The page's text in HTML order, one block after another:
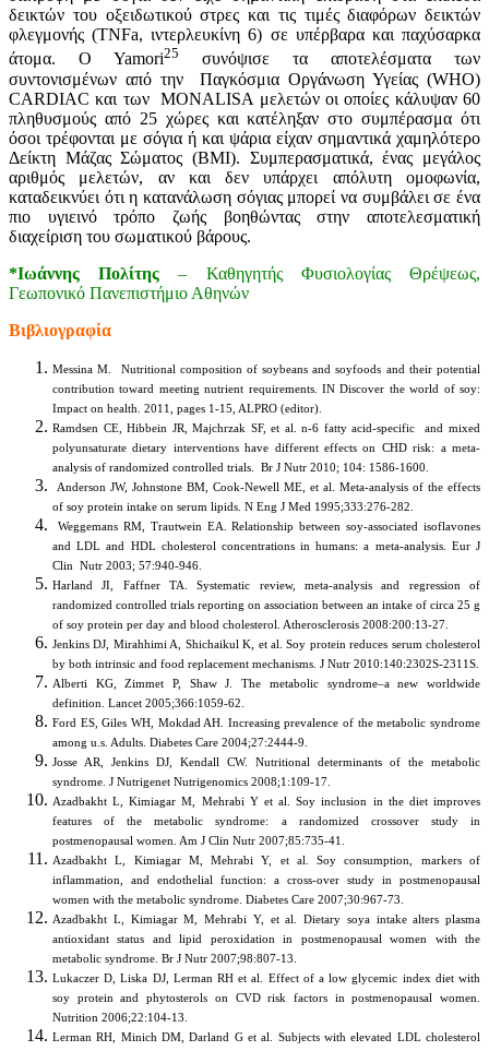
δεικτών του οξειδωτικού στρες και τις τιμές διαφόρων δεικτών
φλεγμονής (TNFa, ιντερλευκίνη 6) σε υπέρβαρα και παχύσαρκα
άτομα. O Yamori25
συνόψισε τα αποτελέσματα των
συντονισμένων από την Παγκόσμια Οργάνωση Υγείας (WHO)
CARDIAC και των MONALISA μελετών οι οποίες κάλυψαν 60
πληθυσμούς από 25 χώρες και κατέληξαν στο συμπέρασμα ότι
όσοι τρέφονται με σόγια ή και ψάρια είχαν σημαντικά χαμηλότερο
Δείκτη Μάζας Σώματος (ΒΜΙ). Συμπερασματικά, ένας μεγάλος
αριθμός μελετών, αν και δεν υπάρχει απόλυτη ομοφωνία,
καταδεικνύει ότι η κατανάλωση σόγιας μπορεί να συμβάλει σε ένα
πιο υγιεινό τρόπο ζωής βοηθώντας στην αποτελεσματική
διαχείριση του σωματικού βάρους.
*Ιωάννης Πολίτης – Καθηγητής Φυσιολογίας Θρέψεως,
Γεωπονικό Πανεπιστήμιο Αθηνών
Βιβλιογραφία
Messina M. Nutritional composition of soybeans and soyfoods and their potential
contribution toward meeting nutrient requirements. IN Discover the world of soy:
Impact on health. 2011, pages 1-15, ALPRO (editor).
Ramdsen CE, Hibbein JR, Majchrzak SF, et al. n-6 fatty acid-specific and mixed
polyunsaturate dietary interventions have different effects on CHD risk: a meta-
analysis of randomized controlled trials. Br J Nutr 2010; 104: 1586-1600.
Anderson JW, Johnstone BM, Cook-Newell ME, et al. Meta-analysis of the effects
of soy protein intake on serum lipids. N Eng J Med 1995;333:276-282.
Weggemans RM, Trautwein EA. Relationship between soy-associated isoflavones
and LDL and HDL cholesterol concentrations in humans: a meta-analysis. Eur J
Clin Nutr 2003; 57:940-946.
Harland JI, Faffner TA. Systematic review, meta-analysis and regression of
randomized controlled trials reporting on association between an intake of circa 25 g
of soy protein per day and blood cholesterol. Atherosclerosis 2008:200:13-27.
Jenkins DJ, Mirahhimi A, Shichaikul K, et al. Soy protein reduces serum cholesterol
by both intrinsic and food replacement mechanisms. J Nutr 2010:140:2302S-2311S.
Alberti KG, Zimmet P, Shaw J. The metabolic syndrome–a new worldwide
definition. Lancet 2005;366:1059-62.
Ford ES, Giles WH, Mokdad AH. Increasing prevalence of the metabolic syndrome
among u.s. Adults. Diabetes Care 2004;27:2444-9.
Josse AR, Jenkins DJ, Kendall CW. Nutritional determinants of the metabolic
syndrome. J Nutrigenet Nutrigenomics 2008;1:109-17.
Azadbakht L, Kimiagar M, Mehrabi Y et al. Soy inclusion in the diet improves
features of the metabolic syndrome: a randomized crossover study in
postmenopausal women. Am J Clin Nutr 2007;85:735-41.
Azadbakht L, Kimiagar M, Mehrabi Y, et al. Soy consumption, markers of
inflammation, and endothelial function: a cross-over study in postmenopausal
women with the metabolic syndrome. Diabetes Care 2007;30:967-73.
Azadbakht L, Kimiagar M, Mehrabi Y, et al. Dietary soya intake alters plasma
antioxidant status and lipid peroxidation in postmenopausal women with the
metabolic syndrome. Br J Nutr 2007;98:807-13.
Lukaczer D, Liska DJ, Lerman RH et al. Effect of a low glycemic index diet with
soy protein and phytosterols on CVD risk factors in postmenopausal women.
Nutrition 2006;22:104-13.
Lerman RH, Minich DM, Darland G et al. Subjects with elevated LDL cholesterol